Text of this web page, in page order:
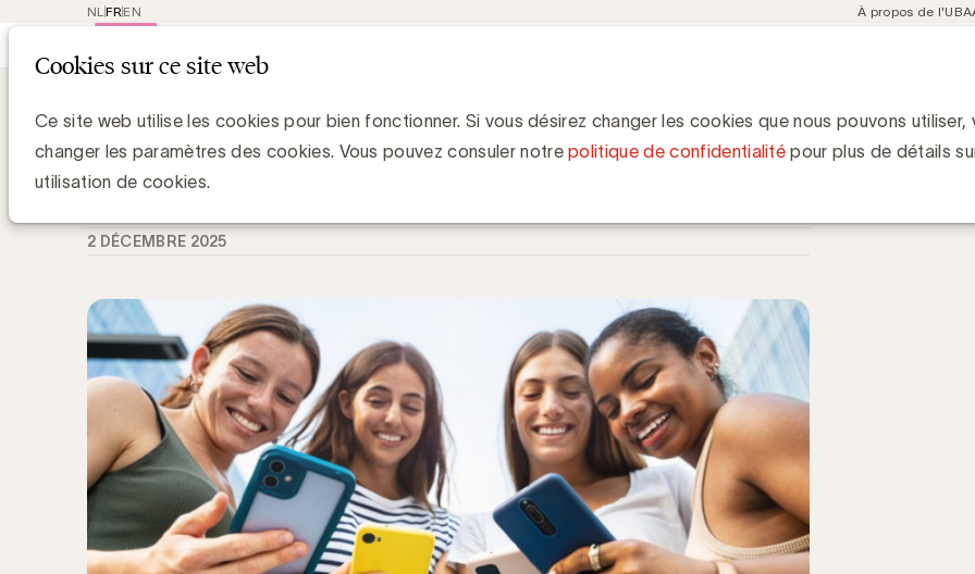
Cookies sur ce site web
Ce site web utilise les cookies pour bien fonctionner. Si vous désirez changer les cookies que nous pouvons utiliser,
changer les paramètres des cookies. Vous pouvez consuler notrepolitique de confidentialité pour plus de détails
utilisation de cookies.
EN
FR
NL
Meta
À propos de l'UBA
Publicité alimentaire : cap sur 2026
Anne-Laure de Hults
Manager Strategy & Sustainability - UBA
2 DÉCEMBRE 2025